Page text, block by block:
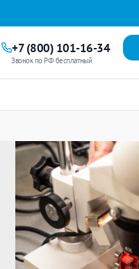
+7 (800) 101-16-34
Звонок по РФ бесплатный